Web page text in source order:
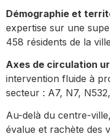
Démographie et
expertise sur une
458 résidents de la
Axes de circulation
intervention fluide à
secteur : A7, N7,
Au-delà du centre-
évalue et rachète des